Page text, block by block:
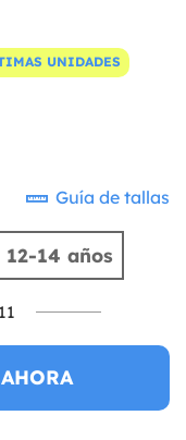
UNIDADES
Guía de tallas
12-14 años